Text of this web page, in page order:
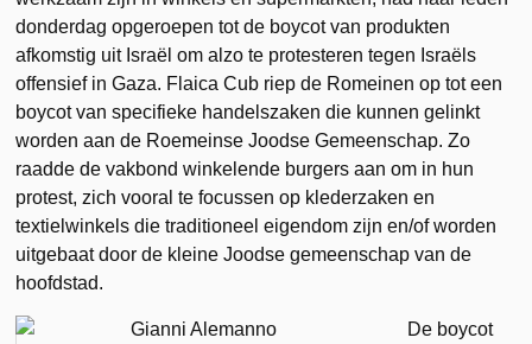
donderdag opgeroepen tot de boycot van produkten
afkomstig uit Israël om alzo te protesteren tegen Israëls
offensief in Gaza. Flaica Cub riep de Romeinen op tot een
boycot van specifieke handelszaken die kunnen gelinkt
worden aan de Roemeinse Joodse Gemeenschap. Zo
raadde de vakbond winkelende burgers aan om in hun
protest, zich vooral te focussen op klederzaken en
textielwinkels die traditioneel eigendom zijn en/of worden
uitgebaat door de kleine Joodse gemeenschap van de
hoofdstad.
De boycot